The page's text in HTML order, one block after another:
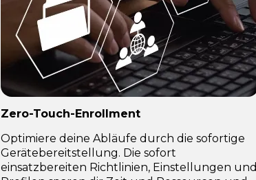
Zero-Touch-Enrollment
Optimiere deine Abläufe durch die sofortige
Gerätebereitstellung. Die sofort
einsatzbereiten Richtlinien, Einstellungen und